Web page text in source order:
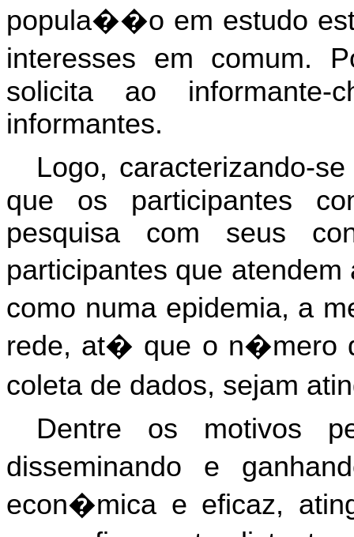
popula��o em estudo
interesses em comum.
solicita ao informante-
informantes.
Logo, caracterizando-
que os participantes
pesquisa com seus
participantes que
como numa epidemia, a
rede, at� que o n�mero
coleta de dados, sejam
Dentre os motivos
disseminando e
econ�mica e eficaz,